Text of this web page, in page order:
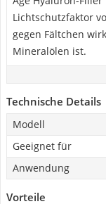
Lichtschutzfaktor
gegen Fältchen
Mineralölen ist.
Technische Details
Modell
Geeignet für
Anwendung
Vorteile